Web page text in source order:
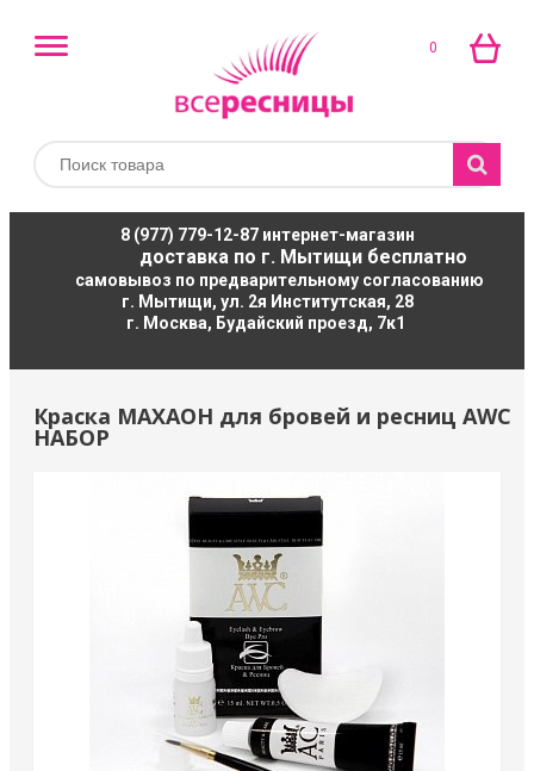
0
8 (977) 779-12-87интернет-магазин
доставка по г. Мытищи бесплатно
самовывоз по предварительному согласованию
г. Мытищи, ул. 2я Институтская, 28
г. Москва, Будайский проезд, 7к1
Краска МАХАОН для бровей и ресниц AWC
НАБОР